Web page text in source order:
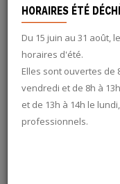
button
search
twitter
HORAIRES ÉTÉ
Du 15 juin au 31 août,
horaires d'été.
Elles sont ouvertes de
vendredi et de 8h à
et de 13h à 14h le
professionnels.
SPEED-
HABITAT